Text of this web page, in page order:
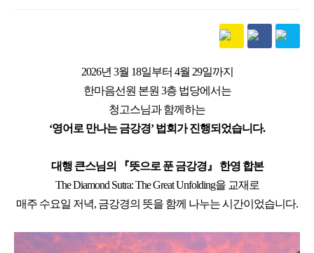
2026년 3월 18일부터 4월 29일까지
한마음선원 본원 3층 법당에서는
청고스님과 함께하는
‘영어로 만나는 금강경’ 법회가 진행되었습니다.
대행 큰스님의 『뜻으로 푼 금강경』 한영 합본
The Diamond Sutra: The Great Unfolding을 교재로
매주 수요일 저녁, 금강경의 뜻을 함께 나누는 시간이었습니다.